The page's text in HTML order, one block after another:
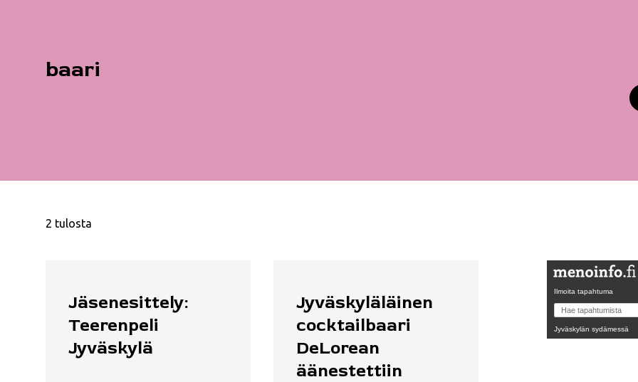
baari
2 tulosta
Jäsenesittely:
Teerenpeli
Jyväskylä
Jyväskyläläinen
cocktailbaari
DeLorean
äänestettiin
Ilmoita tapahtuma
Jyväskylän sydämessä